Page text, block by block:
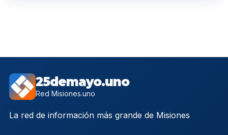
25demayo.uno
Red Misiones.uno
La red de información más grande de Misiones